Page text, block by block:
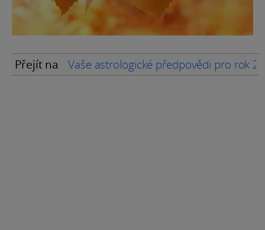
Přejít na Vaše astrologické předpovědi pro rok